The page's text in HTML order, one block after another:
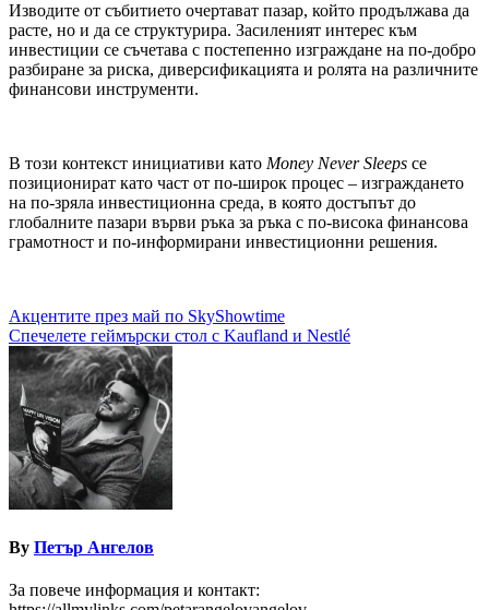
Изводите от събитието очертават пазар, който продължава да
расте, но и да се структурира. Засиленият интерес към
инвестиции се съчетава с постепенно изграждане на по-добро
разбиране за риска, диверсификацията и ролята на различните
финансови инструменти.
В този контекст инициативи като Money NeverSleeps се
позиционират като част от по-широк процес – изграждането
на по-зряла инвестиционна среда, в която достъпът до
глобалните пазари върви ръка за ръка с по-висока финансова
грамотност и по-информирани инвестиционни решения.
Навигация
Акцентите през май по SkyShowtime
Спечелете геймърски стол с Kaufland и Nestlé
By Петър Ангелов
За повече информация и контакт: